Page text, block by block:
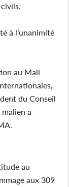
à l’unanimité
au Mali
du Conseil
a
au
aux 309